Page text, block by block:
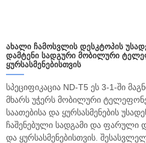
ᲐᲮᲐᲚᲘ ᲩᲐᲛᲝᲡᲕᲚᲘᲡ ᲓᲔᲡᲙᲢᲝᲞᲘᲡ
ᲓᲐᲛᲢᲔᲜᲘ ᲡᲐᲓᲒᲣᲠᲘ ᲛᲝᲑᲘᲚᲣᲠᲘ
ᲧᲣᲠᲡᲐᲡᲛᲔᲜᲔᲑᲘᲡᲗᲕᲘᲡ
სპეციფიკაცია ND-T5 ეს 3-1-ში
მხარს უჭერს მობილური
საათებისა და ყურსასმენების
ჩაშენებული სადგამი და ფარული
და ყურსასმენებისთვის.